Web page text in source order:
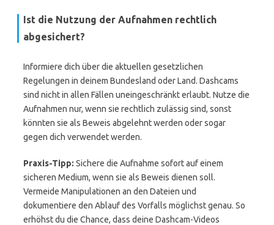
Ist die Nutzung der Aufnahmen rechtlich
abgesichert?
Informiere dich über die aktuellen gesetzlichen
Regelungen in deinem Bundesland oder Land. Dashcams
sind nicht in allen Fällen uneingeschränkt erlaubt. Nutze die
Aufnahmen nur, wenn sie rechtlich zulässig sind, sonst
könnten sie als Beweis abgelehnt werden oder sogar
gegen dich verwendet werden.
Praxis-Tipp: Sichere die Aufnahme sofort auf einem
sicheren Medium, wenn sie als Beweis dienen soll.
Vermeide Manipulationen an den Dateien und
dokumentiere den Ablauf des Vorfalls möglichst genau. So
erhöhst du die Chance, dass deine Dashcam-Videos